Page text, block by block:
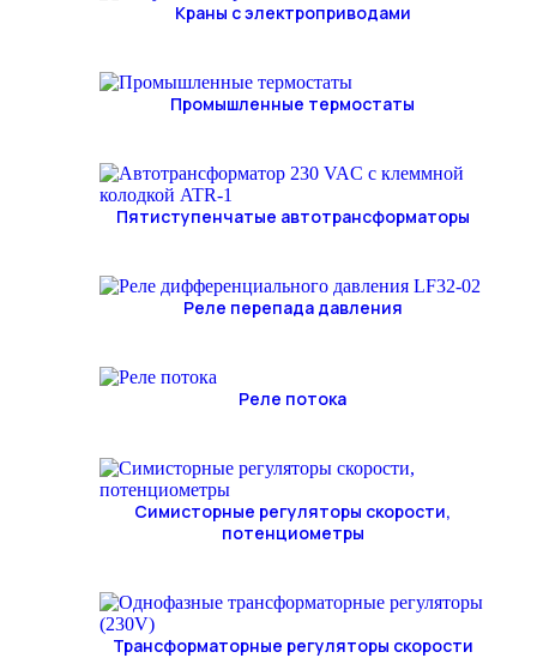
Краны с электроприводами
Промышленные термостаты
Пятиступенчатые автотрансформаторы
Реле перепада давления
Реле потока
Симисторные регуляторы скорости,
потенциометры
Трансформаторные регуляторы скорости